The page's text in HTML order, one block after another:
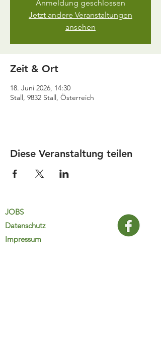
Anmeldung geschlossen
Jetzt andere Veranstaltungen
ansehen
Zeit & Ort
18. Juni 2026, 14:30
Stall, 9832 Stall, Österreich
Diese Veranstaltung teilen
JOBS
Datenschutz
Impressum